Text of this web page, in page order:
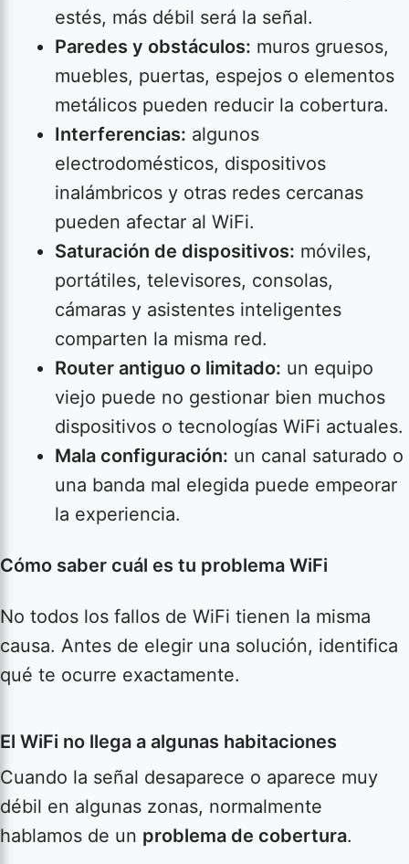
estés, más débil será la señal.
Paredes y obstáculos: muros gruesos,
muebles, puertas, espejos o elementos
metálicos pueden reducir la cobertura.
Interferencias: algunos
electrodomésticos, dispositivos
inalámbricos y otras redes cercanas
pueden afectar al WiFi.
Saturación de dispositivos: móviles,
portátiles, televisores, consolas,
cámaras y asistentes inteligentes
comparten la misma red.
Router antiguo o limitado: un equipo
viejo puede no gestionar bien muchos
dispositivos o tecnologías WiFi actuales.
Mala configuración: un canal saturado o
una banda mal elegida puede empeorar
la experiencia.
Cómo saber cuál es tu problema WiFi
No todos los fallos de WiFi tienen la misma
causa. Antes de elegir una solución, identifica
qué te ocurre exactamente.
El WiFi no llega a algunas habitaciones
Cuando la señal desaparece o aparece muy
débil en algunas zonas, normalmente
hablamos de un problema de cobertura.